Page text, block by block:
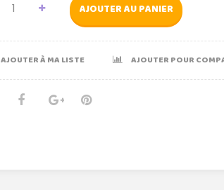
AJOUTER AU PANIER
AJOUTER À MA LISTE AJOUTER POUR